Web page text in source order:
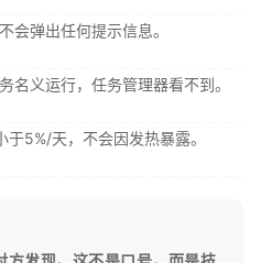
会弹出任何提示信息。
名义运行，任务管理器看不到。
于5%/天，不会因发热暴露。